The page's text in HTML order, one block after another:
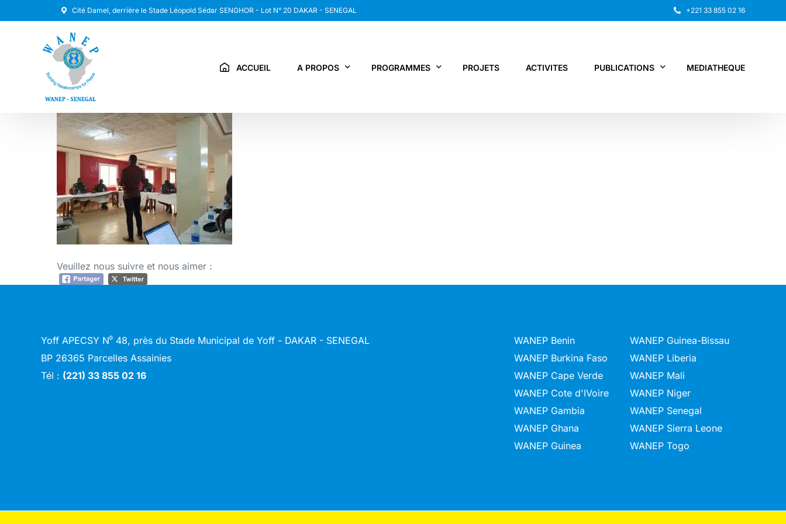
Cité Damel, derrière le Stade Léopold Sédar SENGHOR - Lot N° 20 DAKAR - SENEGAL +221 33 855 02 16
ACCUEIL A PROPOS PROGRAMMES PROJETS ACTIVITES PUBLICATIONS MEDIATHEQUE
Veuillez nous suivre et nous aimer :
Yoff APECSY N⁰ 48, près du Stade Municipal de Yoff - DAKAR - SENEGAL
BP 26365 Parcelles Assainies
Tél : (221) 33 855 02 16
WANEP Benin
WANEP Burkina Faso
WANEP Cape Verde
WANEP Cote d'IVoire
WANEP Gambia
WANEP Ghana
WANEP Guinea
WANEP Guinea-Bissau
WANEP Liberia
WANEP Mali
WANEP Niger
WANEP Senegal
WANEP Sierra Leone
WANEP Togo